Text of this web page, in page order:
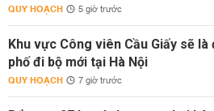
QUY HOẠCH 5 giờ trước
Khu vực Công viên Cầu Giấy sẽ
phố đi bộ mới tại Hà Nội
QUY HOẠCH 7 giờ trước